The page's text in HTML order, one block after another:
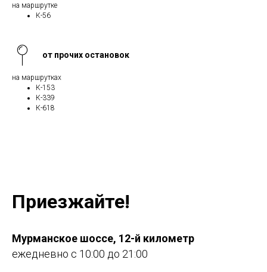
на маршрутке
К-56
от прочих остановок
на маршрутках
К-153
К-339
К-618
Приезжайте!
Мурманское шоссе, 12-й километр
ежедневно с 10:00 до 21:00